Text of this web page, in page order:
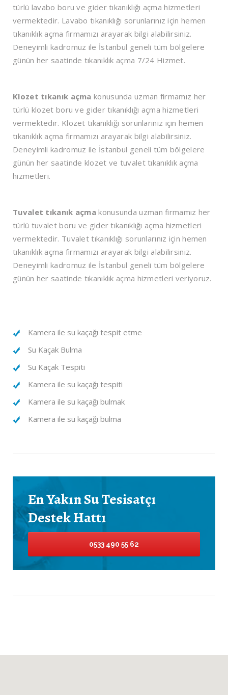
türlü lavabo boru ve gider tıkanıklığı açma hizmetleri
vermektedir. Lavabo tıkanıklığı sorunlarınız için hemen
tıkanıklık açma firmamızı arayarak bilgi alabilirsiniz.
Deneyimli kadromuz ile İstanbul geneli tüm bölgelere
günün her saatinde tıkanıklık açma 7/24 Hizmet.
Klozet tıkanık açma konusunda uzman firmamız her
türlü klozet boru ve gider tıkanıklığı açma hizmetleri
vermektedir. Klozet tıkanıklığı sorunlarınız için hemen
tıkanıklık açma firmamızı arayarak bilgi alabilirsiniz.
Deneyimli kadromuz ile İstanbul geneli tüm bölgelere
günün her saatinde klozet ve tuvalet tıkanıklık açma
hizmetleri.
Tuvalet tıkanık açma konusunda uzman firmamız her
türlü tuvalet boru ve gider tıkanıklığı açma hizmetleri
vermektedir. Tuvalet tıkanıklığı sorunlarınız için hemen
tıkanıklık açma firmamızı arayarak bilgi alabilirsiniz.
Deneyimli kadromuz ile İstanbul geneli tüm bölgelere
günün her saatinde tıkanıklık açma hizmetleri veriyoruz.
Kamera ile su kaçağı tespit etme
Su Kaçak Bulma
Su Kaçak Tespiti
Kamera ile su kaçağı tespiti
Kamera ile su kaçağı bulmak
Kamera ile su kaçağı bulma
En Yakın Su Tesisatçı
Destek Hattı
0533 490 55 62